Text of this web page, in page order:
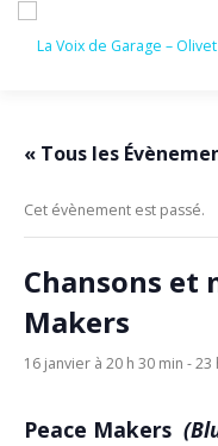
contenu
CONTACTEZ-NOUS
« Tous les
Cet évènement est passé.
Chansons et
Makers
16 janvier à 20 h 30 min -23
Peace Makers